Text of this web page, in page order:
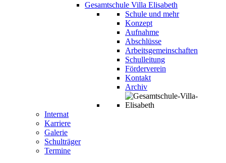
Gesamtschule Villa Elisabeth
Schule und mehr
Konzept
Aufnahme
Abschlüsse
Arbeitsgemeinschaften
Schulleitung
Förderverein
Kontakt
Archiv
Internat
Karriere
Galerie
Schulträger
Termine